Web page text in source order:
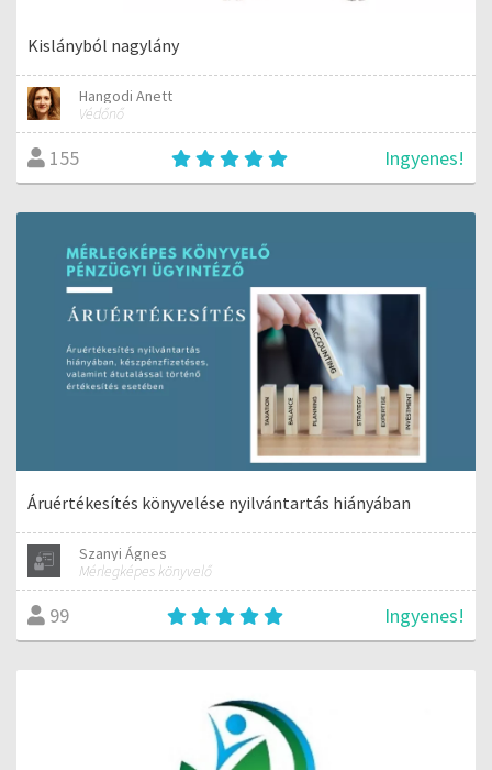
Kislányból nagylány
Hangodi Anett
Védőnő
155 Ingyenes!
Áruértékesítés könyvelése nyilvántartás hiányában
Szanyi Ágnes
Mérlegképes könyvelő
99 Ingyenes!